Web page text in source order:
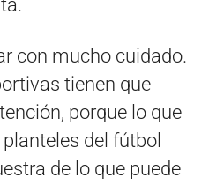
con mucho cuidado.
tienen que
porque lo que
del fútbol
de lo que puede